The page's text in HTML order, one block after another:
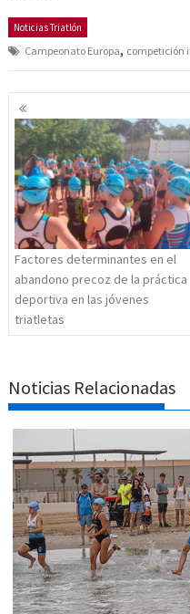
Noticias Triatlón
Campeonato Europa, competición
Navegación
de
entradas
Factores determinantes en el
abandono precoz de la práctica
deportiva en las jóvenes
triatletas
Noticias Relacionadas